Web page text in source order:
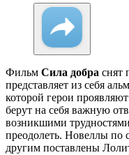
Фильм Сила добра снят
представляет из себя
которой герои
берут на себя важную
возникшими
преодолеть. Новеллы по
другим поставлены